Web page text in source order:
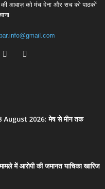
की आवाज़ को मंच देना और सच को पाठकों
August 2026: मेष से मीन तक
में आरोपी की जमानत याचिका खारिज